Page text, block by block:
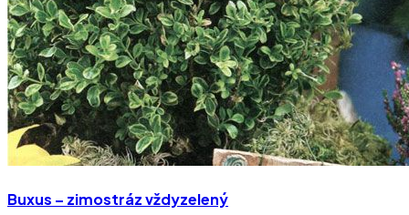
Buxus – zimostráz vždyzelený